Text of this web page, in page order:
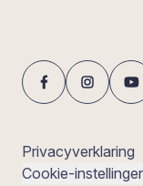
Privacyverklaring
Cookie-